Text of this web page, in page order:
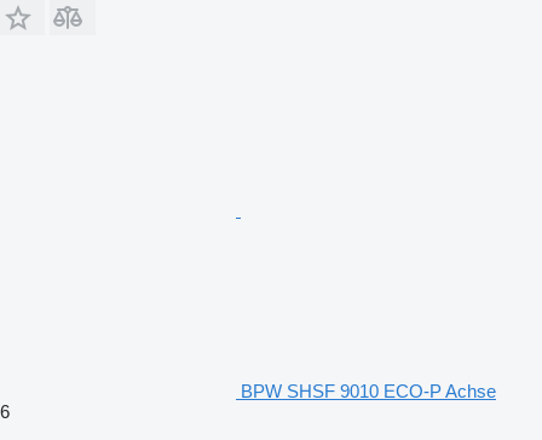
BPW SHSF 9010 ECO-P Achse
6